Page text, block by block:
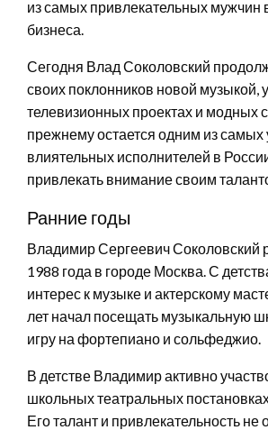
из самых привлекательных мужчин
бизнеса.
Сегодня Влад Соколовский
своих поклонников новой музыкой,
телевизионных проектах и модных
прежнему остается одним из
влиятельных исполнителей в
привлекать внимание своим
Ранние годы
Владимир Сергеевич Соколовский
1988 года в городе Москва. С
интерес к музыке и актерскому
лет начал посещать музыкальную
игру на фортепиано и сольфеджио.
В детстве Владимир активно
школьных театральных
Его талант и привлекательность не